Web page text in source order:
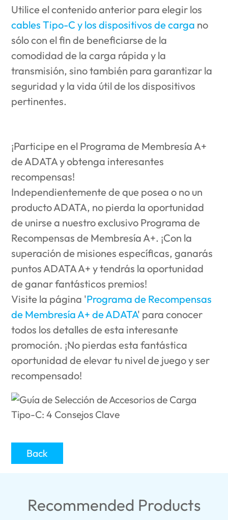
Utilice el contenido anterior para elegir los
cables Tipo-C y los dispositivos de carga no
sólo con el fin de beneficiarse de la
comodidad de la carga rápida y la
transmisión, sino también para garantizar la
seguridad y la vida útil de los dispositivos
pertinentes.
¡Participe en el Programa de Membresía A+
de ADATA y obtenga interesantes
recompensas!
Independientemente de que posea o no un
producto ADATA, no pierda la oportunidad
de unirse a nuestro exclusivo Programa de
Recompensas de Membresía A+. ¡Con la
superación de misiones específicas, ganarás
puntos ADATA A+ y tendrás la oportunidad
de ganar fantásticos premios!
Visite la página 'Programa de Recompensas
de Membresía A+ de ADATA' para conocer
todos los detalles de esta interesante
promoción. ¡No pierdas esta fantástica
oportunidad de elevar tu nivel de juego y ser
recompensado!
Back
Recommended Products